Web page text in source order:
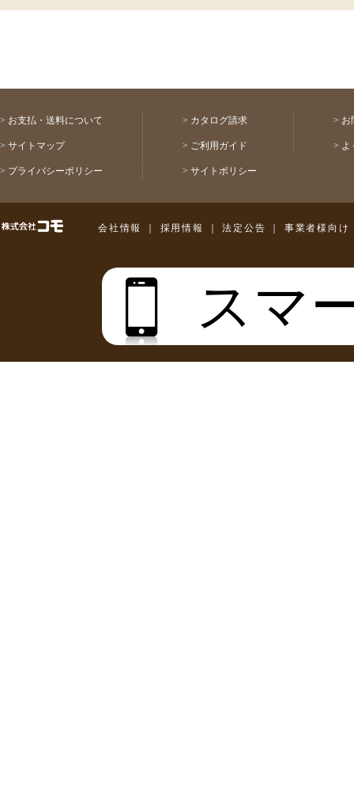
2026年07月17日 ◆お盆休み中の配送スケジ
> お支払・送料について
> サイトマップ
> プライバシーポリシー
> カタログ請求
> ご利用ガイド
> サイトポリシー
> お
> よ
株式会社コモ
会社情報 採用情報 ｜法定公告 事業者様向け
スマ